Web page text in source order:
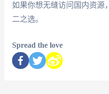
如果你想无缝访问国内资源，
二之选。
Spread the love